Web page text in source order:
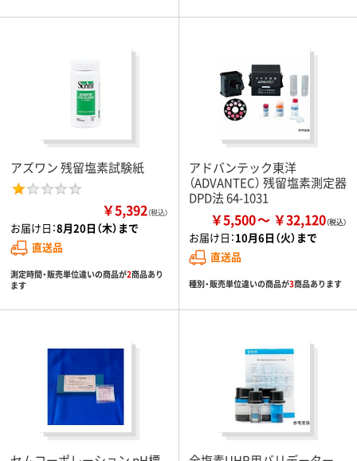
アズワン 残留塩素試験紙
￥5,392（税込）
お届け日：8月20日（木）まで
直送品
測定時間・販売単位違いの商品が2商品あり
ます
アドバンテック東洋
（ADVANTEC） 残留塩素測定器
DPD法 64-1031
￥5,500 ￥32,120
お届け日：10月6日（火）まで
直送品
種別・販売単位違いの商品が3商品あります